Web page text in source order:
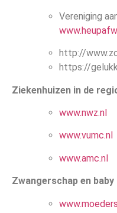
Vereniging
http://
https://
Ziekenhuizen in de
www.nwz.nl
www.vumc.nl
www.amc.nl
Zwangerschap en baby